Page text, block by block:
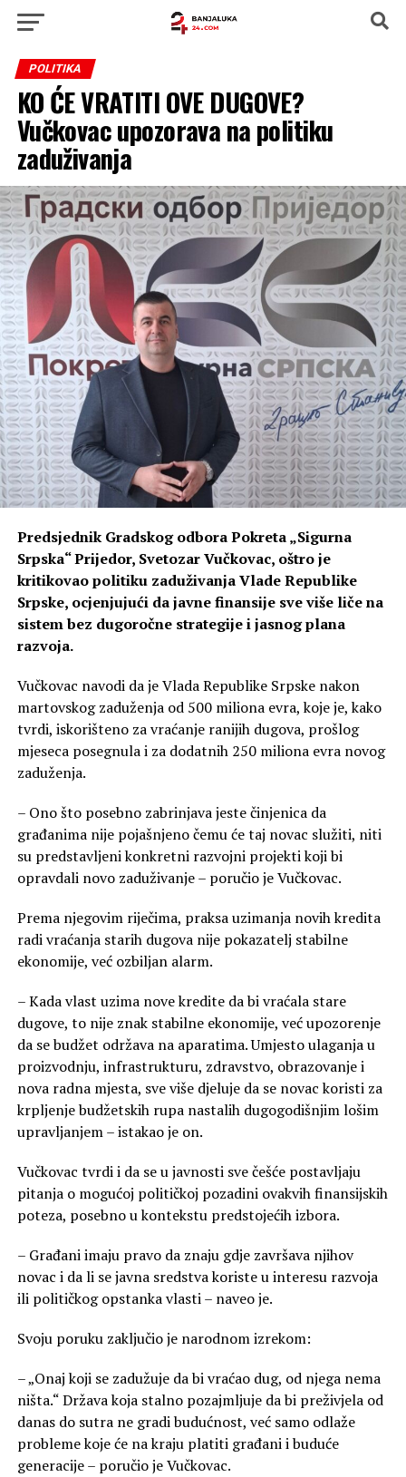
POLITIKA
KO ĆE VRATITI OVE DUGOVE?
Vučkovac upozorava na politiku
zaduživanja
Predsjednik Gradskog odbora Pokreta „Sigurna
Srpska“ Prijedor, Svetozar Vučkovac, oštro je
kritikovao politiku zaduživanja Vlade Republike
Srpske, ocjenjujući da javne finansije sve više liče na
sistem bez dugoročne strategije i jasnog plana
razvoja.
Vučkovac navodi da je Vlada Republike Srpske nakon
martovskog zaduženja od 500 miliona evra, koje je, kako
tvrdi, iskorišteno za vraćanje ranijih dugova, prošlog
mjeseca posegnula i za dodatnih 250 miliona evra novog
zaduženja.
– Ono što posebno zabrinjava jeste činjenica da
građanima nije pojašnjeno čemu će taj novac služiti, niti
su predstavljeni konkretni razvojni projekti koji bi
opravdali novo zaduživanje – poručio je Vučkovac.
Prema njegovim riječima, praksa uzimanja novih kredita
radi vraćanja starih dugova nije pokazatelj stabilne
ekonomije, već ozbiljan alarm.
– Kada vlast uzima nove kredite da bi vraćala stare
dugove, to nije znak stabilne ekonomije, već upozorenje
da se budžet održava na aparatima. Umjesto ulaganja u
proizvodnju, infrastrukturu, zdravstvo, obrazovanje i
nova radna mjesta, sve više djeluje da se novac koristi za
krpljenje budžetskih rupa nastalih dugogodišnjim lošim
upravljanjem – istakao je on.
Vučkovac tvrdi i da se u javnosti sve češće postavljaju
pitanja o mogućoj političkoj pozadini ovakvih finansijskih
poteza, posebno u kontekstu predstojećih izbora.
– Građani imaju pravo da znaju gdje završava njihov
novac i da li se javna sredstva koriste u interesu razvoja
ili političkog opstanka vlasti – naveo je.
Svoju poruku zaključio je narodnom izrekom:
– „Onaj koji se zadužuje da bi vraćao dug, od njega nema
ništa.“ Država koja stalno pozajmljuje da bi preživjela od
danas do sutra ne gradi budućnost, već samo odlaže
probleme koje će na kraju platiti građani i buduće
generacije – poručio je Vučkovac.